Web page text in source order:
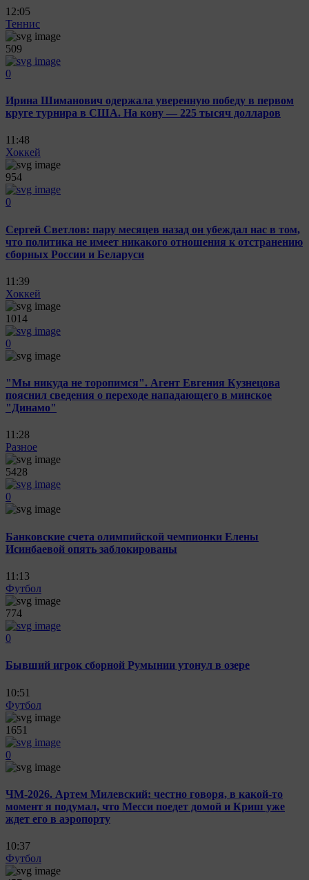
12:05
Теннис
509
0
Ирина Шиманович одержала уверенную победу в первом
круге турнира в США. На кону — 225 тысяч долларов
11:48
Хоккей
954
0
Сергей Светлов: пару месяцев назад он убеждал нас в том,
что политика не имеет никакого отношения к отстранению
сборных России и Беларуси
11:39
Хоккей
1014
0
"Мы никуда не торопимся". Агент Евгения Кузнецова
пояснил сведения о переходе нападающего в минское
"Динамо"
11:28
Разное
5428
0
Банковские счета олимпийской чемпионки Елены
Исинбаевой опять заблокированы
11:13
Футбол
774
0
Бывший игрок сборной Румынии утонул в озере
10:51
Футбол
1651
0
ЧМ-2026. Артем Милевский: честно говоря, в какой-то
момент я подумал, что Месси поедет домой и Криш уже
ждет его в аэропорту
10:37
Футбол